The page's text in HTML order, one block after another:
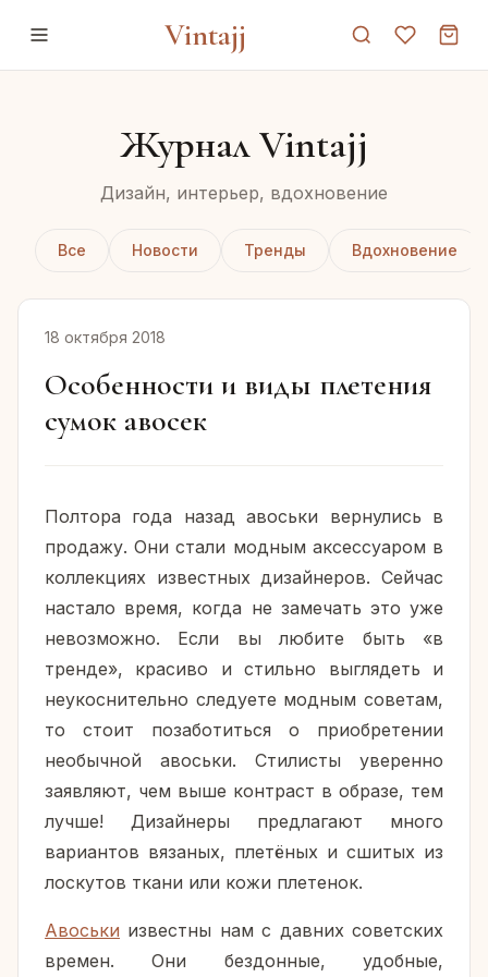
Vintajj
Журнал Vintajj
Дизайн, интерьер, вдохновение
Все Новости Тренды Вдохновение
18 октября 2018
Особенности и виды плетения
сумок авосек
Полтора года назад авоськи вернулись в
продажу. Они стали модным аксессуаром в
коллекциях известных дизайнеров. Сейчас
настало время, когда не замечать это уже
невозможно. Если вы любите быть «в
тренде», красиво и стильно выглядеть и
неукоснительно следуете модным советам,
то стоит позаботиться о приобретении
необычной авоськи. Стилисты уверенно
заявляют, чем выше контраст в образе, тем
лучше! Дизайнеры предлагают много
вариантов вязаных, плетёных и сшитых из
лоскутов ткани или кожи плетенок.
Авоськи известны нам с давних советских
времен. Они бездонные, удобные,